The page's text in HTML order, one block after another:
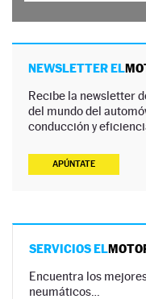
NEWSLETTER EL
Recibe la newsletter
del mundo del
conducción y
APÚNTATE
SERVICIOS EL
Encuentra los
neumáticos…